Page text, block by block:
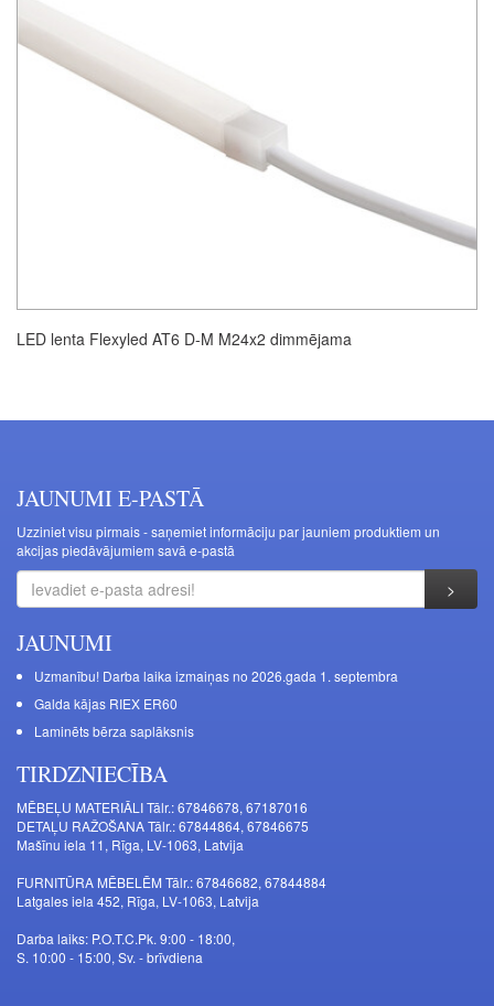
LED lenta Flexyled AT6 D-M M24x2 dimmējama
JAUNUMI E-PASTĀ
Uzziniet visu pirmais - saņemiet informāciju par jauniem produktiem un
akcijas piedāvājumiem savā e-pastā
JAUNUMI
Uzmanību! Darba laika izmaiņas no 2026.gada 1. septembra
Galda kājas RIEX ER60
Laminēts bērza saplāksnis
TIRDZNIECĪBA
MĒBEĻU MATERIĀLI Tālr.: 67846678, 67187016
DETAĻU RAŽOŠANA Tālr.: 67844864, 67846675
Mašīnu iela 11, Rīga, LV-1063, Latvija
FURNITŪRA MĒBELĒM Tālr.: 67846682, 67844884
Latgales iela 452, Rīga, LV-1063, Latvija
Darba laiks: P.O.T.C.Pk. 9:00 - 18:00,
S. 10:00 - 15:00, Sv. - brīvdiena